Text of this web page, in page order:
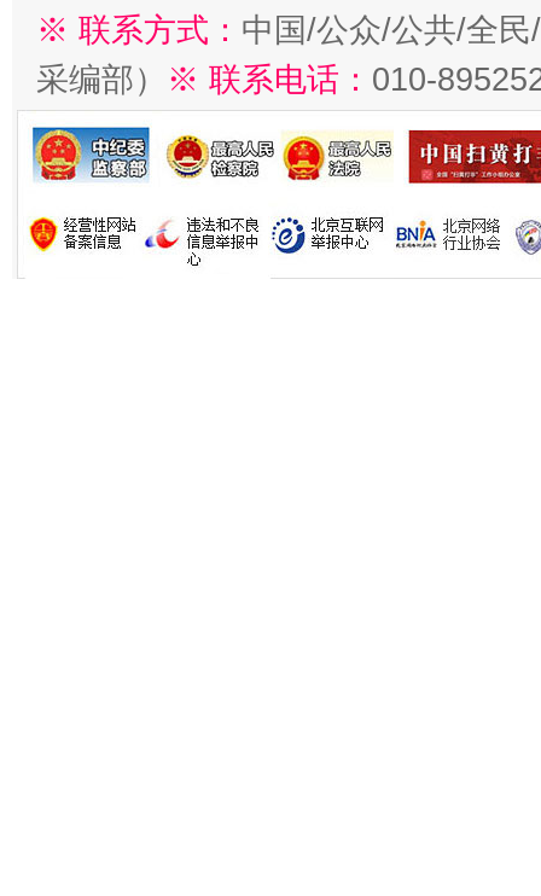
※ 联系方式： 中国/公众/公共/全
采编部） ※ 联系电话： 010-